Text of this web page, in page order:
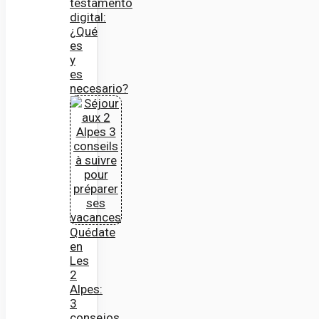
digital:
¿Qué
es
y
es
necesario?
Quédate
en
Les
2
Alpes:
3